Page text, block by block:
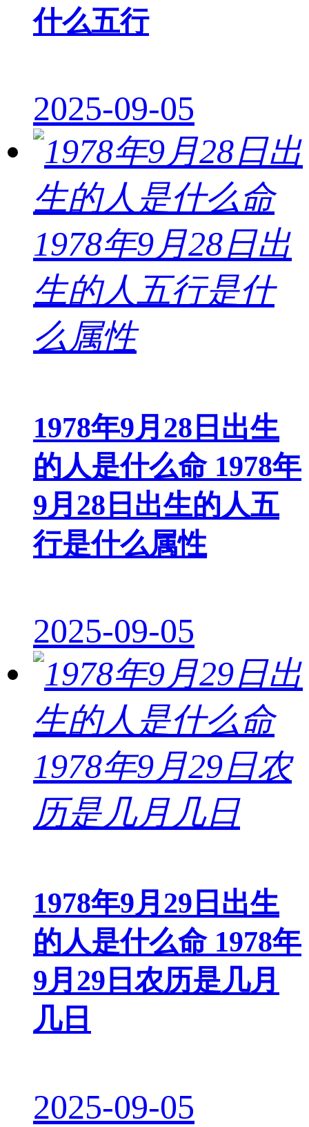
什么五行
2025-09-05
1978年9月28日出生
的人是什么命 1978年
9月28日出生的人五
行是什么属性
2025-09-05
1978年9月29日出生
的人是什么命 1978年
9月29日农历是几月
几日
2025-09-05